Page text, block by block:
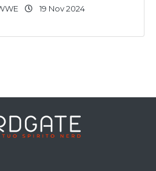
19 Nov 2024